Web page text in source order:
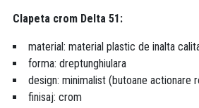
Clapeta crom Delta 51:
material: material plastic de inalta
forma: dreptunghiulara
design: minimalist (butoane actionare
finisaj: crom